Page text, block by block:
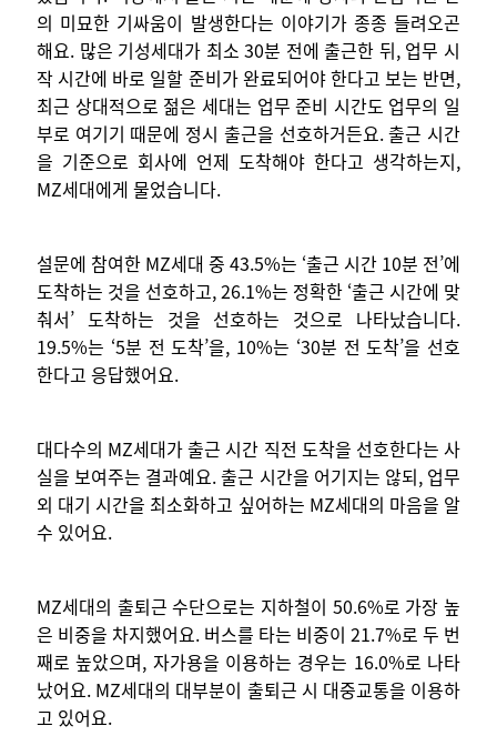
의 미묘한 기싸움이 발생한다는 이야기가 종종 들려오곤
해요. 많은 기성세대가 최소 30분 전에 출근한 뒤, 업무 시
작 시간에 바로 일할 준비가 완료되어야 한다고 보는 반면,
최근 상대적으로 젊은 세대는 업무 준비 시간도 업무의 일
부로 여기기 때문에 정시 출근을 선호하거든요. 출근 시간
을 기준으로 회사에 언제 도착해야 한다고 생각하는지,
MZ세대에게 물었습니다.
설문에 참여한 MZ세대 중 43.5%는 ‘출근 시간 10분 전’에
도착하는 것을 선호하고, 26.1%는 정확한 ‘출근 시간에 맞
춰서’ 도착하는 것을 선호하는 것으로 나타났습니다.
19.5%는 ‘5분 전 도착’을, 10%는 ‘30분 전 도착’을 선호
한다고 응답했어요.
대다수의 MZ세대가 출근 시간 직전 도착을 선호한다는 사
실을 보여주는 결과예요. 출근 시간을 어기지는 않되, 업무
외 대기 시간을 최소화하고 싶어하는 MZ세대의 마음을 알
수 있어요.
MZ세대의 출퇴근 수단으로는 지하철이 50.6%로 가장 높
은 비중을 차지했어요. 버스를 타는 비중이 21.7%로 두 번
째로 높았으며, 자가용을 이용하는 경우는 16.0%로 나타
났어요. MZ세대의 대부분이 출퇴근 시 대중교통을 이용하
고 있어요.